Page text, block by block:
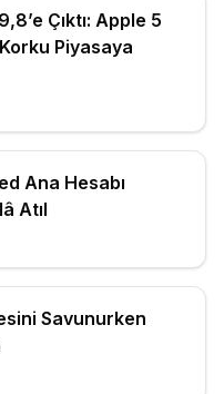
Çıktı: Apple 5
Piyasaya
Ana Hesabı
Atıl
Savunurken